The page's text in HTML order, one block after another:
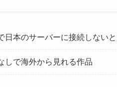
日本のサーバーに接続しない
しで海外から見れる作品